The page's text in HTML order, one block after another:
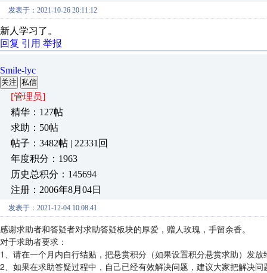
发表于：2021-10-26 20:11:12
新人学习了。
回复 引用 举报
Smile-lyc
关注 私信
[管理员]
精华：127帖
求助：50帖
帖子：3482帖 | 22331回
年度积分：1963
历史总积分：145694
注册：2006年8月04日
发表于：2021-12-04 10:08:41
感谢求助者和答疑者对求助答疑板块的厚爱，赠人玫瑰，手留余香。
对于求助者要求：
1、请在一个月内自行结贴，把悬赏积分（如果设置积分悬赏求助）发放
2、如果在求助答疑过程中，自己已经有效解决问题，建议大家把解决